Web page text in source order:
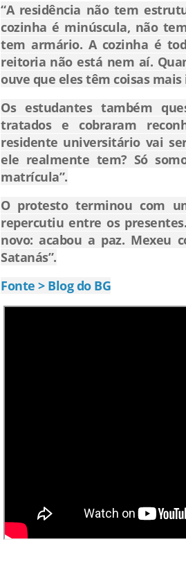
“A residência não tem
cozinha é minúscula, não
tem armário. A cozinha é
reitoria não está nem aí.
ouve que eles têm coisas
Os estudantes também
tratados e cobraram
residente universitário vai
ele realmente tem? Só
matrícula”.
O protesto terminou com
repercutiu entre os presentes.
novo: acabou a paz. Mexeu
Satanás”.
Fonte > Blog do BG